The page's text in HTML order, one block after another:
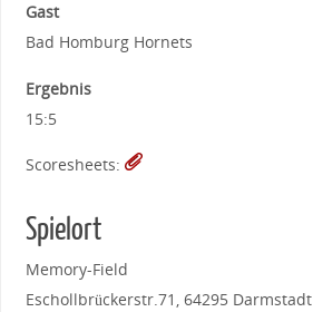
Gast
Bad Homburg Hornets
Ergebnis
15:5
Scoresheets:
Spielort
Memory-Field
Eschollbrückerstr.71, 64295 Darmstadt